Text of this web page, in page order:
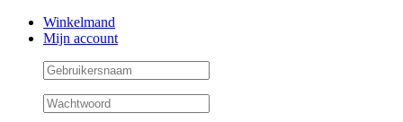
Skip
Facebook
Instagram
TwitterWinkelmand
Mijn account